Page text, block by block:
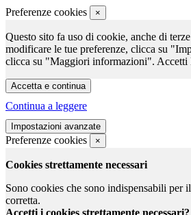
Preferenze cookies ×
Questo sito fa uso di cookie, anche di
modificare le tue preferenze, clicca su
clicca su "Maggiori informazioni". Accetti
Continua a leggere
Preferenze cookies ×
Cookies strettamente necessari
Sono cookies che sono indispensabili per
corretta.
Accetti i cookies strettamente necessari?